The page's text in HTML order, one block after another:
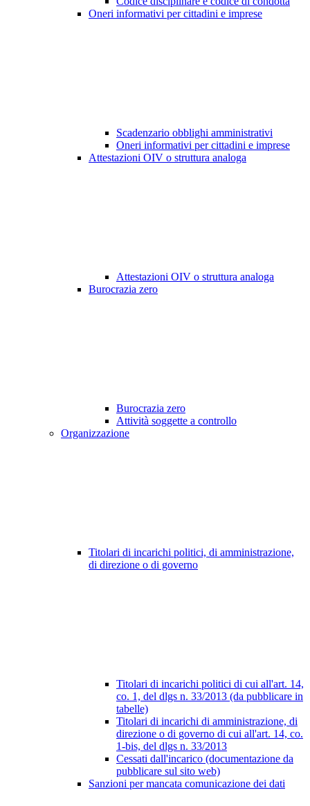
Oneri informativi per cittadini e imprese
Scadenzario obblighi amministrativi
Oneri informativi per cittadini e imprese
Attestazioni OIV o struttura analoga
Attestazioni OIV o struttura analoga
Burocrazia zero
Burocrazia zero
Attività soggette a controllo
Organizzazione
Titolari di incarichi politici, di amministrazione,
di direzione o di governo
Titolari di incarichi politici di cui all'art. 14,
co. 1, del dlgs n. 33/2013 (da pubblicare in
tabelle)
Titolari di incarichi di amministrazione, di
direzione o di governo di cui all'art. 14, co.
1-bis, del dlgs n. 33/2013
Cessati dall'incarico (documentazione da
pubblicare sul sito web)
Sanzioni per mancata comunicazione dei dati